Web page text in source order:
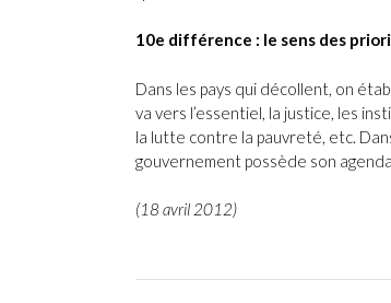
10e différence : le sens des
Dans les pays qui décollent, on
va vers l’essentiel, la justice, les
la lutte contre la pauvreté, etc.
gouvernement possède son
(18 avril 2012)